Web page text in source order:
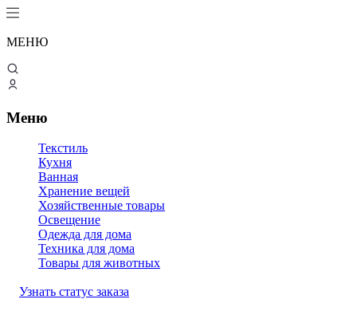
МЕНЮ
Меню
Текстиль
Кухня
Ванная
Хранение вещей
Хозяйственные товары
Освещение
Одежда для дома
Техника для дома
Товары для животных
Узнать статус заказа